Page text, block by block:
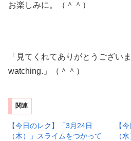
お楽しみに。（＾＾）
「見てくれてありがとうござ
watching.」（＾＾）
関連
【今日のレク】「3月24日
（木）」スライムをつかって
【
（